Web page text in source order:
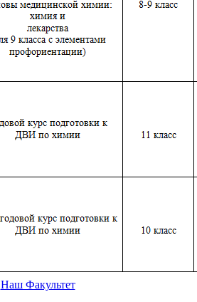
Наш Факультет